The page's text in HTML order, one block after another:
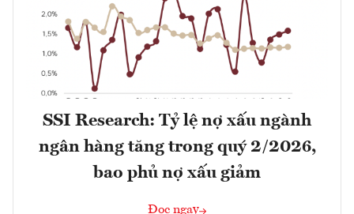
SSI Research: Tỷ lệ nợ xấu ngành
ngân hàng tăng trong quý 2/2026,
bao phủ nợ xấu giảm
Đọc ngay